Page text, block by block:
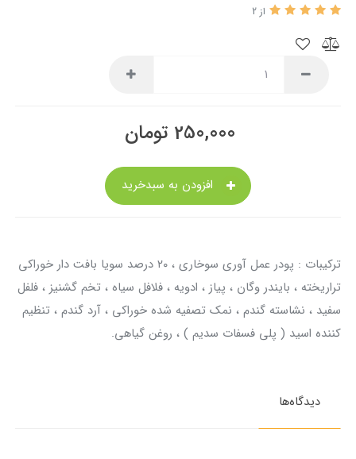
از 2
250,000 تومان
ترکیبات : پودر عمل آوری سوخاری ، ۲۰ درصد سویا بافت دار خوراکی
تراریخته ، بایندر وگان‌ ، پیاز ، ادویه ، فلافل سیاه ، تخم گشنیز ، فلفل
سفید ، نشاسته گندم ، نمک تصفیه شده خوراکی ، آرد گندم ، تنظیم
کننده اسید ( پلی فسفات سدیم ) ، روغن گیاهی.
دیدگاه‌ها